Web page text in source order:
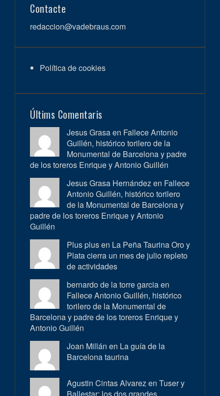
Contacte
redaccion@vadebraus.com
Política de cookies
Últims Comentaris
Jesus Grasa en Fallece Antonio
Guillén, histórico torilero de la
Monumental de Barcelona y padre
de los toreros Enrique y Antonio Guillén
Jesus Grasa Hernández en Fallece
Antonio Guillén, histórico torilero
de la Monumental de Barcelona y
padre de los toreros Enrique y Antonio
Guillén
Plus plus en La Peña Taurina Oro y
Plata cierra un mes de julio repleto
de actividades
bernardo de la torre garcia en
Fallece Antonio Guillén, histórico
torilero de la Monumental de
Barcelona y padre de los toreros Enrique y
Antonio Guillén
Joan Millán en La guía de la
Barcelona taurina
Agustin Cintas Alvarez en Tuser y
Ballestar: los dos grandes